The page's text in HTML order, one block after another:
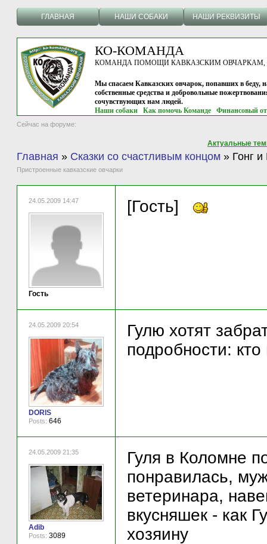
ГЛАВНАЯ НАШИ СОБАКИ НАШИ РЕКВИЗИТЫ
КО-КОМАНДА
КОМАНДА ПОМОЩИ КАВКАЗСКИМ ОВЧАРКАМ, г.
Мы спасаем Кавказских овчарок, попавших в беду,
собственные средства и добровольные
сочувствующих нам людей.
Наши собаки
Как помочь Команде Финансовый
Сейчас на форуме:
Актуальные
Главная » Сказки со счастливым концом » Гонг и
Пристроенные кавказские овчарки
24.05.2009 14:47
Гость
[Гость]
24.05.2009 20:54
DORIS
Posts: 646
Гулю хотят
подробности:
24.05.2009 21:35
Adib
Posts: 3089
Гуля в Коломне
понравилась,
ветеринара,
вкусняшек - как
хозяину